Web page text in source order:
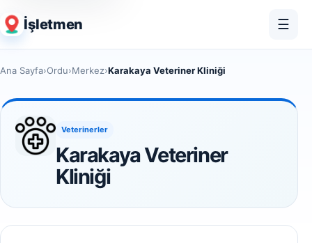
İşletmen ☰
Ana Sayfa›Ordu›Merkez›Karakaya Veteriner Kliniği
Veterinerler
Karakaya Veteriner
Kliniği